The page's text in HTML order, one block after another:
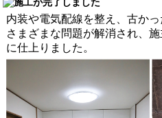
内装や電気配線を整え、古かっ
さまざまな問題が解消され、
に仕上りました。